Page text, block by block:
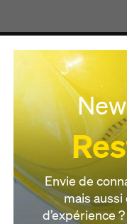
Produits &
Envie de
mais
d’expérience